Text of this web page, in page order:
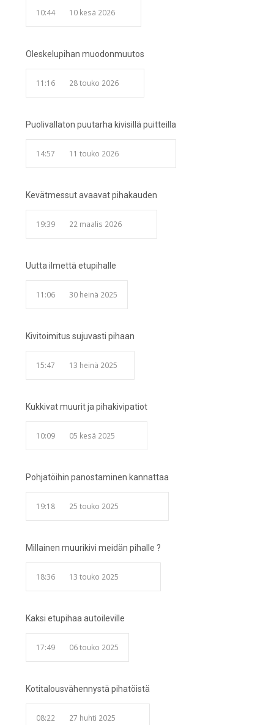
10:44 10 kesä 2026
Oleskelupihan muodonmuutos
11:16 28 touko 2026
Puolivallaton puutarha kivisillä puitteilla
14:57 11 touko 2026
Kevätmessut avaavat pihakauden
19:39 22 maalis 2026
Uutta ilmettä etupihalle
11:06 30 heinä 2025
Kivitoimitus sujuvasti pihaan
15:47 13 heinä 2025
Kukkivat muurit ja pihakivipatiot
10:09 05 kesä 2025
Pohjatöihin panostaminen kannattaa
19:18 25 touko 2025
Millainen muurikivi meidän pihalle ?
18:36 13 touko 2025
Kaksi etupihaa autoileville
17:49 06 touko 2025
Kotitalousvähennystä pihatöistä
08:22 27 huhti 2025